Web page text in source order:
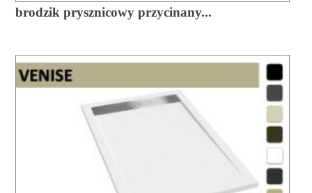
brodzik prysznicowy przycinany...